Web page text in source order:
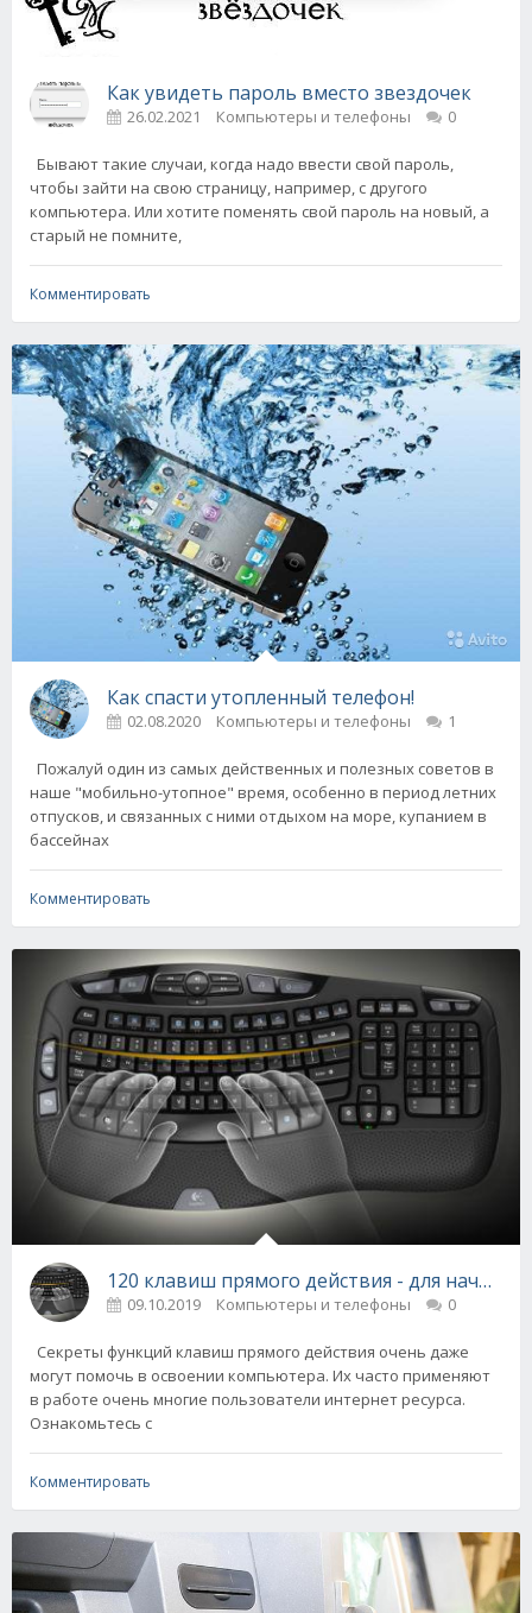
Как увидеть пароль вместо звездочек
26.02.2021 Компьютеры и телефоны 0
Бывают такие случаи, когда надо ввести свой пароль,
чтобы зайти на свою страницу, например, с другого
компьютера. Или хотите поменять свой пароль на новый, а
старый не помните,
Комментировать
Как спасти утопленный телефон!
02.08.2020 Компьютеры и телефоны 1
Пожалуй один из самых действенных и полезных советов в
наше "мобильно-утопное" время, особенно в период летних
отпусков, и связанных с ними отдыхом на море, купанием в
бассейнах
Комментировать
120 клавиш прямого действия - для
09.10.2019 Компьютеры и телефоны 0
могут помочь в освоении компьютера. Их часто применяют
в работе очень многие пользователи интернет ресурса.
Ознакомьтесь с
Комментировать